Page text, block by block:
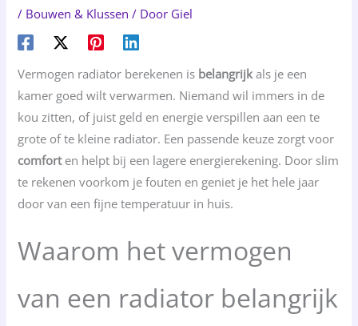
/ Bouwen & Klussen / Door Giel
Vermogen radiator berekenen is belangrijkals je een
kamer goed wilt verwarmen. Niemand wil immers in de
kou zitten, of juist geld en energie verspillen aan een te
grote of te kleine radiator. Een passende keuze zorgt voor
comforten helpt bij een lagere energierekening. Door slim
te rekenen voorkom je fouten en geniet je het hele jaar
door van een fijne temperatuur in huis.
Waarom het vermogen
van een radiator belangrijk